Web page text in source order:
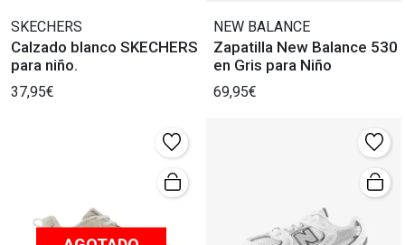
SKECHERS
Calzado blanco SKECHERS
para niño.
37,95€
NEW BALANCE
Zapatilla New Balance 530
en Gris para Niño
69,95€